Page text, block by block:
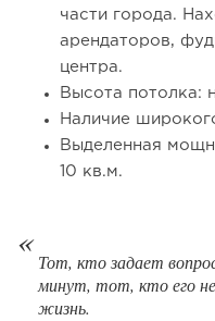
части города.
арендаторов,
центра.
Высота потолка:
Наличие
Выделенная
10 кв.м.
Тот, кто задает
минут, тот, кто его
жизнь.